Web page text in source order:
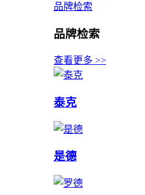
品牌检索
品牌检索
查看更多 >>
泰克
是德